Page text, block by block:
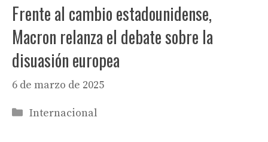
Frente al cambio estadounidense,
Macron relanza el debate sobre la
disuasión europea
6 de marzo de 2025
Categorías
Internacional